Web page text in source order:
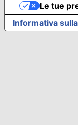
Informativa
Le tue